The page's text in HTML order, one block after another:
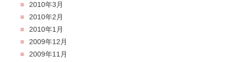
2010年3月
2010年2月
2010年1月
2009年12月
2009年11月